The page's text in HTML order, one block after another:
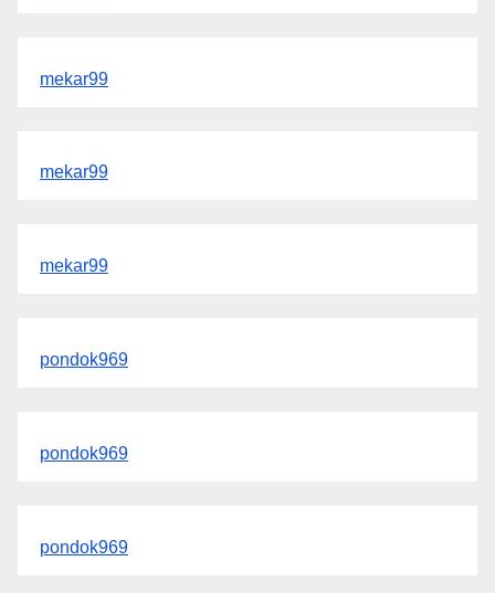
mekar99
mekar99
mekar99
pondok969
pondok969
pondok969